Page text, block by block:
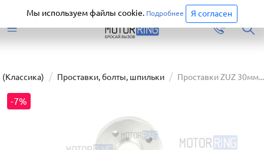
Перейти
Проставки, болты, шпильки Проставки ZUZ 30мм...
-7%
Мы используем файлы cookie. Подробнее Я согласен